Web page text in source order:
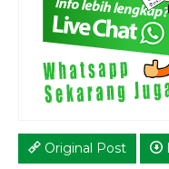
Original Post